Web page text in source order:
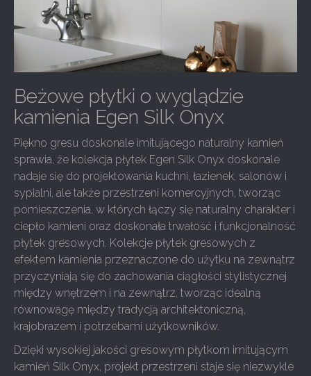
Beżowe płytki o wyglądzie
kamienia Egen Silk Onyx
Piękno gresu doskonale imitującego naturalny kamień
sprawia, że kolekcja płytek Egen Silk Onyx doskonale
nadaje się do projektowania kuchni, łazienek, salonów i
sypialni, ale także przestrzeni komercyjnych, tworząc
pomieszczenia, w których łączy się naturalny charakter i
ciepło kamieni oraz doskonała trwałość i funkcjonalność
płytek gresowych. Kolekcje płytek gresowych z
efektem kamienia przeznaczone do użytku na zewnątrz
przyczyniają się do zachowania ciągłości stylistycznej
między wnętrzem i na zewnątrz, tworząc idealną
równowagę między tradycją architektoniczną,
krajobrazem i potrzebami użytkowników.
Dzięki wysokiej jakości gresowym płytkom imitującym
kamień Silk Onyx, projekt przestrzeni staje się niezwykle